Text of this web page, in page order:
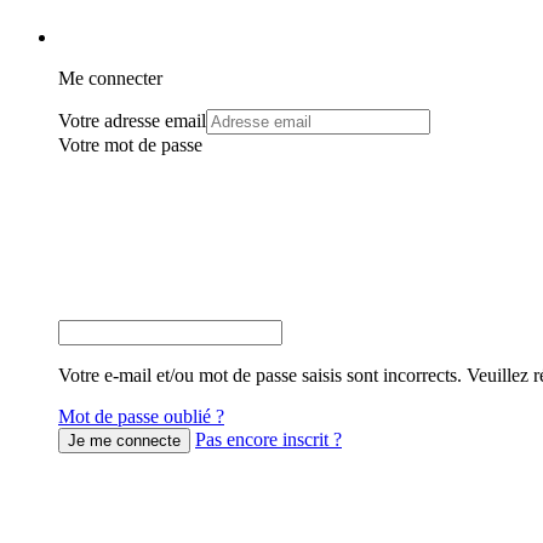
Me connecter
Votre adresse email
Votre mot de passe
Votre e-mail et/ou mot de passe saisis sont incorrects. Veuillez
Mot de passe oublié ?
Pas encore inscrit ?